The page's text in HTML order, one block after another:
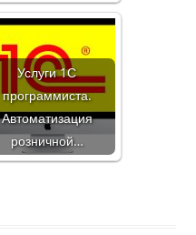
Услуги 1С
программиста.
Автоматизация
розничной…